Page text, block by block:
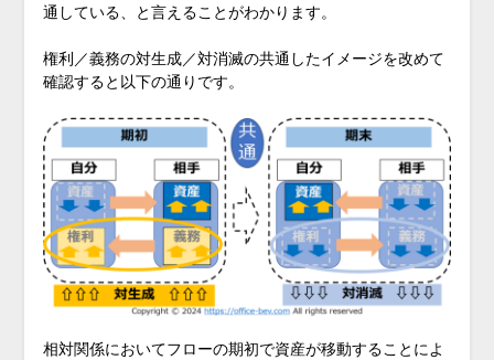
通している、と言えることがわかります。
権利／義務の対生成／対消滅の共通したイメージを改めて
確認すると以下の通りです。
相対関係においてフローの期初で資産が移動することによ